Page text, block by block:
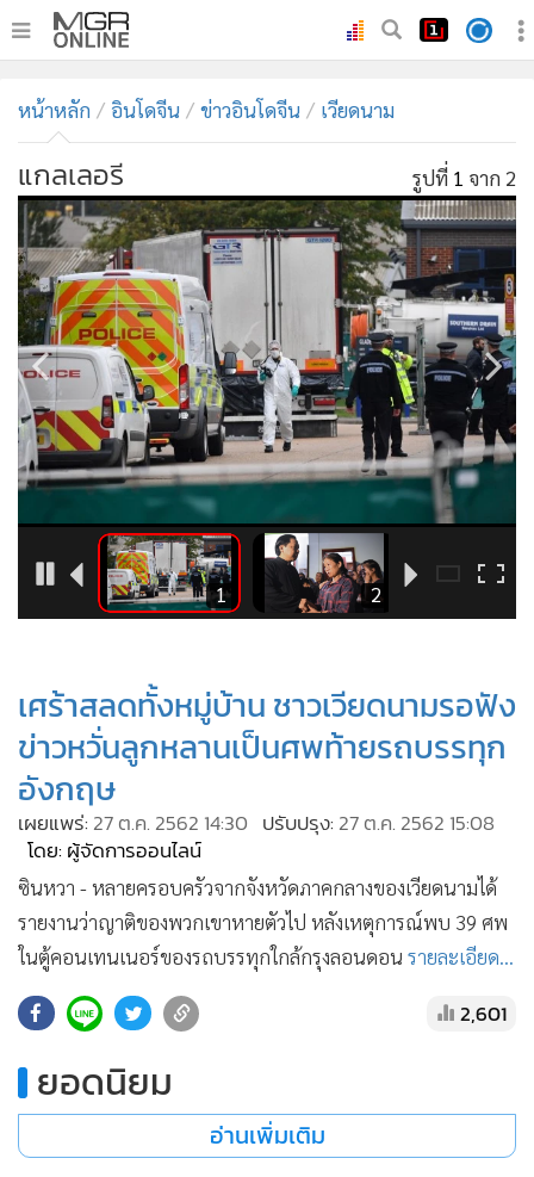
ทันเหตุการณ์
• ภาคใต้
• ภูมิภาค
• Online Section
• บันเทิง
• ผู้จัดการรายวัน
• คอลัมนิสต์
• ละคร
• CbizReview
• Cyber BIZ
• ผู้จัดกวน
• Good health & Well-being
Green Innovation & SD
Management & HR
• การเมือง
• ท่องเที่ยว
• กีฬา
• ต่างประเทศ
Special Scoop
• เศรษฐกิจ-ธุรกิจ
•
จีน
ชุมชน-คุณภาพชีวิต
• อาชญากรรม
เกม
• SMEs
เศร้าสลดทั้งหมู่บ้าน ชาวเวียดนามรอฟัง
ข่าวหวั่นลูกหลานเป็นศพท้ายรถบรรทุก
อังกฤษ
เผยแพร่: 27 ต.ค. 2562 14:30 ปรับปรุง: 27 ต.ค. 2562 15:08
โดย: ผู้จัดการออนไลน์
ซินหวา - หลายครอบครัวจากจังหวัดภาคกลางของเวียดนามได้
รายงานว่าญาติของพวกเขาหายตัวไป หลังเหตุการณ์พบ 39 ศพ
ในตู้คอนเทนเนอร์ของรถบรรทุกใกล้กรุงลอนดอน รายละเอียด...
2,601
ยอดนิยม
อ่านเพิ่มเติม
หน้าหลัก อินโดจีน ข่าวอินโดจีน เวียดนาม
แกลเลอรี รูปที่ 1 จาก 2
1 2